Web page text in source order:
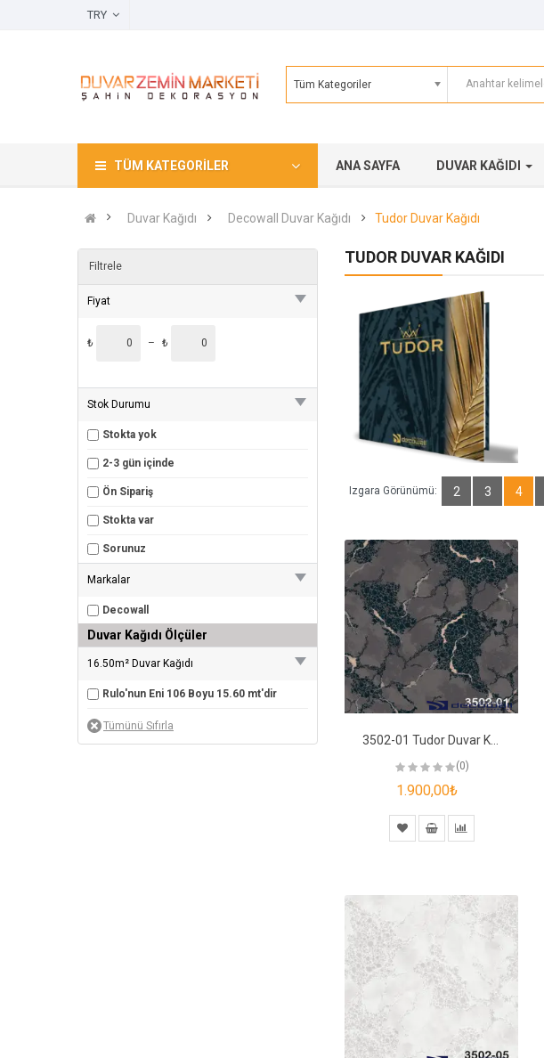
Tüm Kategoriler
TÜM KATEGORILER ANA SAYFA DUVAR KAĞIDI
Duvar Kağıdı Decowall Duvar Kağıdı Tudor Duvar Kağıdı
Filtrele
Fiyat
₺ – ₺
Stok Durumu
Stokta yok
2-3 gün içinde
Ön Sipariş
Stokta var
Sorunuz
Markalar
Decowall
Duvar Kağıdı Ölçüler
16.50m² Duvar Kağıdı
Rulo'nun Eni 106 Boyu 15.60 mt'dir
TUDOR DUVAR KAĞIDI
Izgara Görünümü: 2 3 4
(0)
1.900,00₺